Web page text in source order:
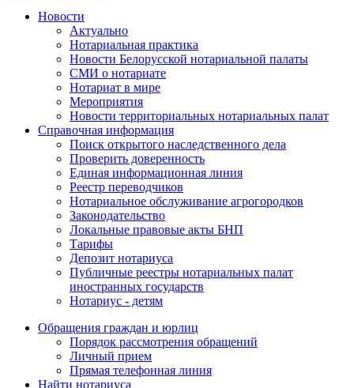
Новости
Актуально
Нотариальная практика
Новости Белорусской нотариальной палаты
СМИ о нотариате
Нотариат в мире
Мероприятия
Новости территориальных нотариальных палат
Справочная информация
Поиск открытого наследственного дела
Проверить доверенность
Единая информационная линия
Реестр переводчиков
Нотариальное обслуживание агрогородков
Законодательство
Локальные правовые акты БНП
Тарифы
Депозит нотариуса
Публичные реестры нотариальных палат
иностранных государств
Нотариус - детям
Обращения граждан и юрлиц
Порядок рассмотрения обращений
Личный прием
Прямая телефонная линия
Найти нотариуса